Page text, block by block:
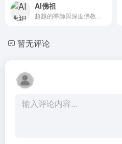
AI佛祖
暂无评论